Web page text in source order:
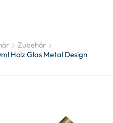
Zubehör
Holz Glas Metal Design